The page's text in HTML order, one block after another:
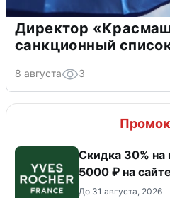
Директор
санкционный
8 августа 3
Скидка 30%
5000 ₽ на сайте
До 31 августа, 2026